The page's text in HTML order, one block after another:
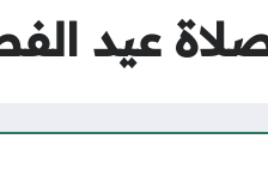
عيد